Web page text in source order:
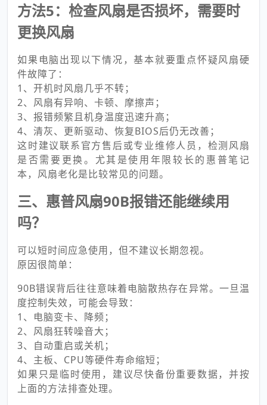
方法5：检查风扇是否损坏，需要时
更换风扇
如果电脑出现以下情况，基本就要重点怀疑风扇硬
件故障了：
1、开机时风扇几乎不转；
2、风扇有异响、卡顿、摩擦声；
3、报错频繁且机身温度迅速升高；
4、清灰、更新驱动、恢复BIOS后仍无改善；
这时建议联系官方售后或专业维修人员，检测风扇
是否需要更换。尤其是使用年限较长的惠普笔记
本，风扇老化是比较常见的问题。
三、惠普风扇90B报错还能继续用
吗？
可以短时间应急使用，但不建议长期忽视。
原因很简单：
90B错误背后往往意味着电脑散热存在异常。一旦温
度控制失效，可能会导致：
1、电脑变卡、降频；
2、风扇狂转噪音大；
3、自动重启或关机；
4、主板、CPU等硬件寿命缩短；
如果只是临时使用，建议尽快备份重要数据，并按
上面的方法排查处理。